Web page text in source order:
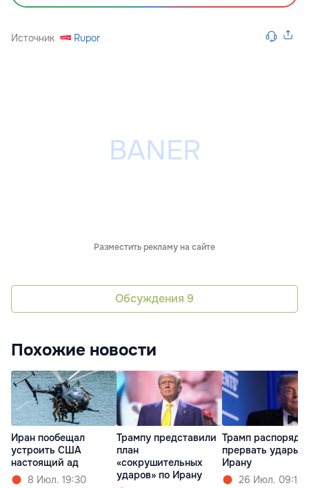
Источник Rupor
Разместить рекламу на сайте
Обсуждения 9
Похожие новости
Иран пообещал
устроить США
настоящий ад
8 Июл. 19:30
Трампу представили
план
«сокрушительных
ударов» по Ирану
Трамп
прервать удары
Ирану
26 Июл. 09:12